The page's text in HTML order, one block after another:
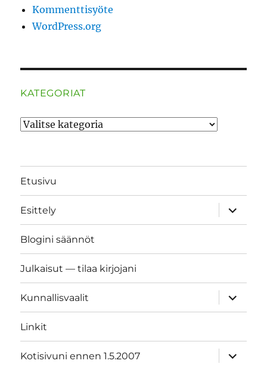
Kommenttisyöte
WordPress.org
KATEGORIAT
Kategoriat
Etusivu
Esittely
näytä
Blogini säännöt
Julkaisut — tilaa kirjojani
Kunnallisvaalit
näytä
Linkit
Kotisivuni ennen 1.5.2007
näytä